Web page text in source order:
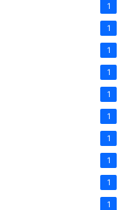
1
1
1
1
1
1
1
1
1
1